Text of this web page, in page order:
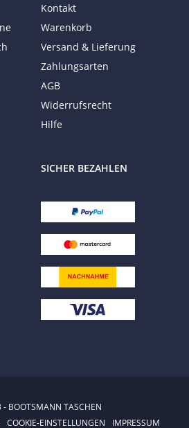
Kontakt
Warenkorb
Versand & Lieferung
Zahlungsarten
AGB
Widerrufsrecht
Hilfe
SICHER BEZAHLEN
BOOTSMANN TASCHEN
COOKIE-EINSTELLUNGEN IMPRESSUM